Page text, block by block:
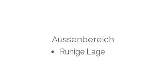
Aussenbereich
Ruhige Lage